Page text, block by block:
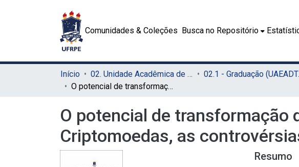
Comunidades & Coleções Busca no Repositório
Início 02. Unidade Acadêmica de Educação a Distância e Tecnologia (UAEADTec) 02.1
O potencial de transformação da atual lógica monetária pelas Criptomoedas, as controvérsias e barreiras para a sua regulamentação
O potencial de transformação
Criptomoedas, as
Resumo